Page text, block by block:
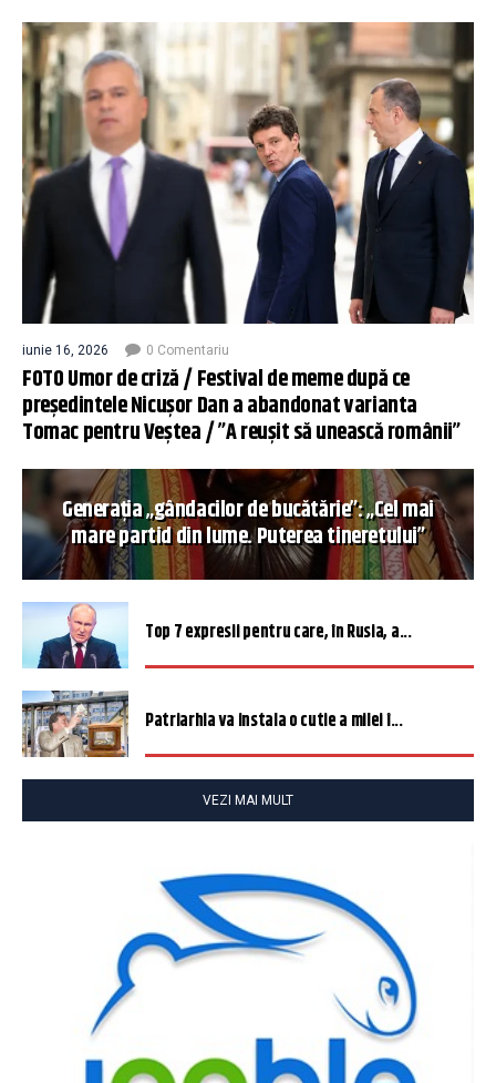
iunie 16, 2026 0 Comentariu
FOTO Umor de criză / Festival de meme după ce
președintele Nicușor Dan a abandonat varianta
Tomac pentru Veștea / ”A reușit să unească românii”
Generația „gândacilor de bucătărie”: „Cel mai
mare partid din lume. Puterea tineretului”
Top 7 expresii pentru care, în Rusia, a...
Patriarhia va instala o cutie a milei î...
VEZI MAI MULT